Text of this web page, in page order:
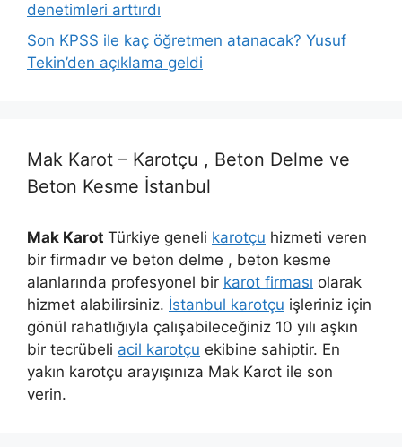
denetimleri arttırdı
Son KPSS ile kaç öğretmen atanacak? Yusuf
Tekin’den açıklama geldi
Mak Karot – Karotçu , Beton Delme ve
Beton Kesme İstanbul
Mak Karot Türkiye geneli karotçu hizmeti veren
bir firmadır ve beton delme , beton kesme
alanlarında profesyonel bir karot firması olarak
hizmet alabilirsiniz. İstanbul karotçu işleriniz için
gönül rahatlığıyla çalışabileceğiniz 10 yılı aşkın
bir tecrübeli acil karotçu ekibine sahiptir. En
yakın karotçu arayışınıza Mak Karot ile son
verin.